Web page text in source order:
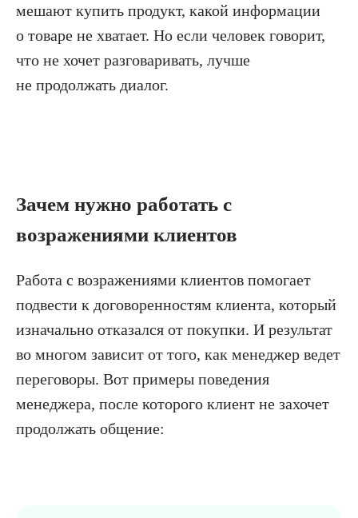
мешают купить продукт, какой информации
о товаре не хватает. Но если человек говорит,
что не хочет разговаривать, лучше
не продолжать диалог.
Зачем нужно работать с
возражениями клиентов
Работа с возражениями клиентов помогает
подвести к договоренностям клиента, который
изначально отказался от покупки. И результат
во многом зависит от того, как менеджер ведет
переговоры. Вот примеры поведения
менеджера, после которого клиент не захочет
продолжать общение: